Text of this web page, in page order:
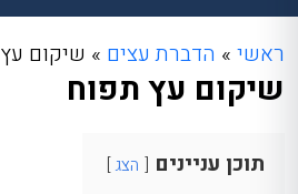
ראשי » הדברת עצים » שיקום
שיקום עץ תפוח
תוכן עניינים הצג